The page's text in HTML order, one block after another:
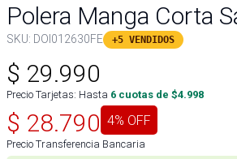
Polera Manga Corta
SKU: DOI012630FE +5 VENDIDOS
$ 29.990
Precio Tarjetas: Hasta 6 cuotas de $4.998
$ 28.790 4% OFF
Precio Transferencia Bancaria